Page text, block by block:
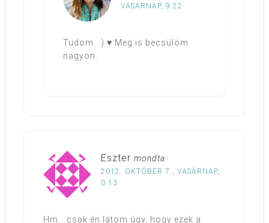
VASÁRNAP, 9:22
Tudom. :) ♥ Meg is becsülöm
nagyon.
Eszter mondta
2012. OKTÓBER 7., VASÁRNAP,
0:13
Hm… csak én látom úgy, hogy ezek a